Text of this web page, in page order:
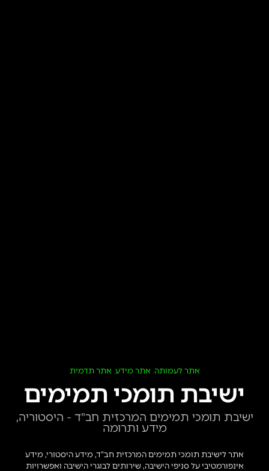
אתר לעמותה, אתר מידע, אתר תדמית
ישיבת תומכי תמימים
ישיבת תומכי תמימים המרכזית חב"ד - היסטוריה,
מידע ותרומה
אתר לישיבת תומכי תמימים המרכזית חב”ד, מידע היסטורי, מידע
אינפורמטיבי על סניפי הישיבה, שירותים לבוגרי הישיבה ואפשרויות